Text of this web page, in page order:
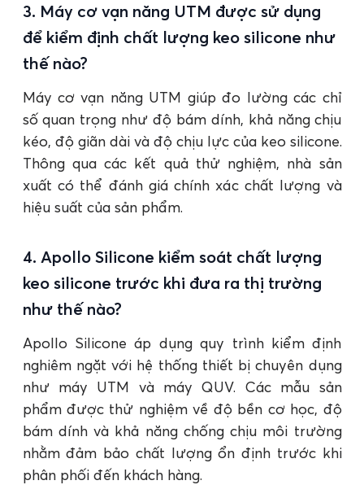
3. Máy cơ vạn năng UTM được sử dụng
để kiểm định chất lượng keo silicone như
thế nào?
Máy cơ vạn năng UTM giúp đo lường các chỉ
số quan trọng như độ bám dính, khả năng chịu
kéo, độ giãn dài và độ chịu lực của keo silicone.
Thông qua các kết quả thử nghiệm, nhà sản
xuất có thể đánh giá chính xác chất lượng và
hiệu suất của sản phẩm.
4. Apollo Silicone kiểm soát chất lượng
keo silicone trước khi đưa ra thị trường
như thế nào?
Apollo Silicone áp dụng quy trình kiểm định
nghiêm ngặt với hệ thống thiết bị chuyên dụng
như máy UTM và máy QUV. Các mẫu sản
phẩm được thử nghiệm về độ bền cơ học, độ
bám dính và khả năng chống chịu môi trường
nhằm đảm bảo chất lượng ổn định trước khi
phân phối đến khách hàng.